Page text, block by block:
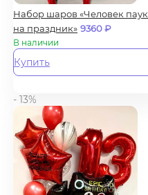
Набор шаров «Человек паук
на праздник» 9360₽
В наличии
Купить
- 13%